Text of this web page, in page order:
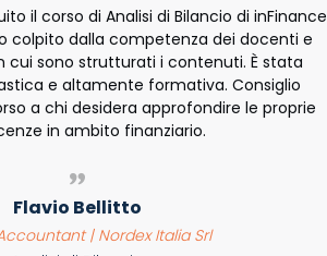
il corso di Analisi di Bilancio di inFinance
colpito dalla competenza dei docenti e
cui sono strutturati i contenuti. È stata
e altamente formativa. Consiglio
a chi desidera approfondire le proprie
in ambito finanziario.
Flavio Bellitto
| Nordex Italia Srl